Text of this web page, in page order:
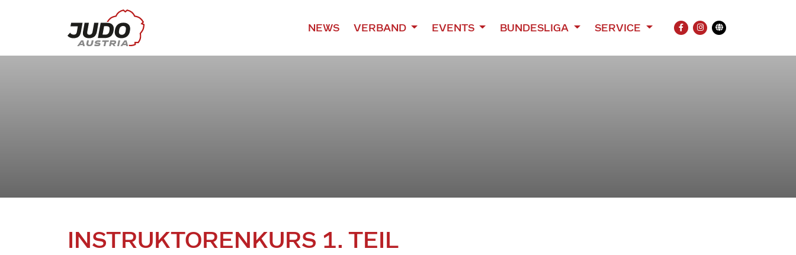
NEWS VERBAND EVENTS BUNDESLIGA SERVICE
FACEBOOK
INSTAGRAM
Übersetzung
INSTRUKTORENKURS 1. TEIL